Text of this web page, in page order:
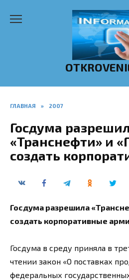
ГЛАВНАЯ » 2007
Госдума
«Транснефти» и
создать
Госдума разрешила
создать корпоративные
Госдума в среду приняла в
чтении закон «О поставках
федеральных